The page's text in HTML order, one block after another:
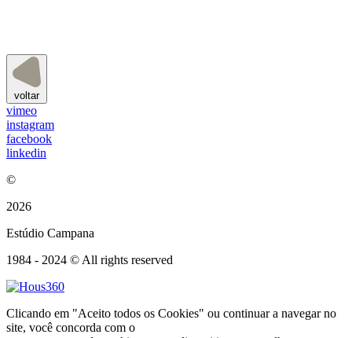
voltar
vimeo
instagram
facebook
linkedin
©
2026
Estúdio Campana
1984 - 2024 © All rights reserved
Clicando em "Aceito todos os Cookies" ou continuar a navegar no
site, você concorda com o